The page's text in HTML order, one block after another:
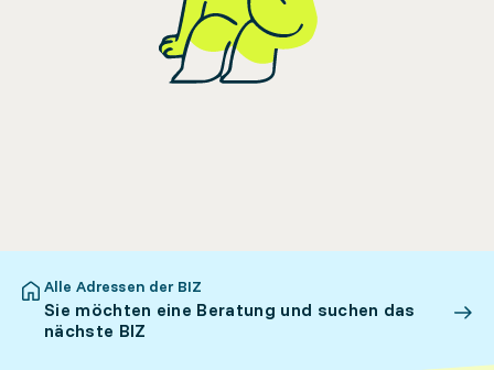
Alle Adressen der BIZ
Sie möchten eine Beratung und suchen das
nächste BIZ